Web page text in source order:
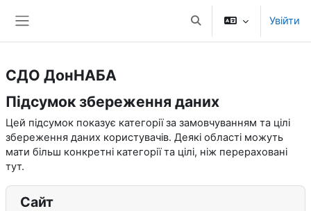
Переключити Увійти
СДО ДонНАБА
Підсумок збереження даних
Цей підсумок показує категорії за замовчуванням та цілі
збереження даних користувачів. Деякі області можуть
мати більш конкретні категорії та цілі, ніж перераховані
тут.
Сайт